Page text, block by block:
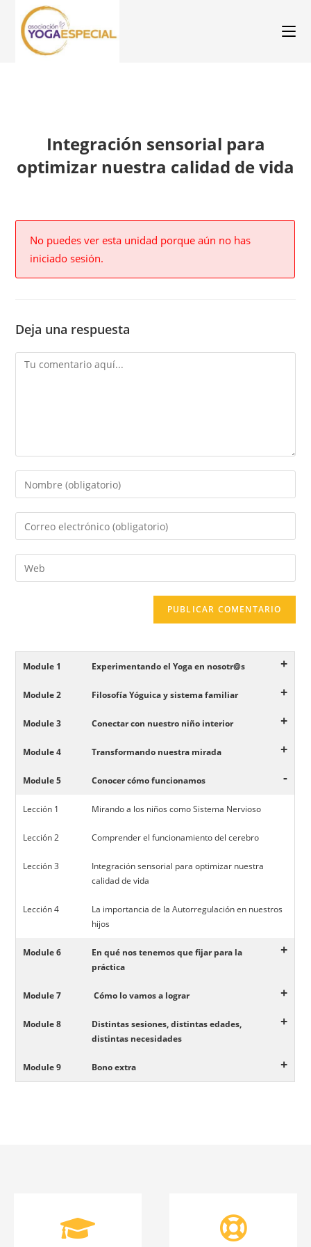
Integración sensorial para
optimizar nuestra calidad de vida
No puedes ver esta unidad porque aún no has
iniciado sesión.
Deja una respuesta
Module 1 Experimentando el Yoga en nosotr@s +
Module 2 Filosofía Yóguica y sistema familiar +
Module 3 Conectar con nuestro niño interior +
Module 4 Transformando nuestra mirada +
Module 5 Conocer cómo funcionamos -
Lección 1 Mirando a los niños como Sistema Nervioso
Lección 2 Comprender el funcionamiento del cerebro
Lección 3
Integración sensorial para optimizar nuestra
calidad de vida
Lección 4
La importancia de la Autorregulación en nuestros
hijos
Module 6
En qué nos tenemos que fijar para la
práctica
+
Module 7 Cómo lo vamos a lograr +
Module 8
Distintas sesiones, distintas edades,
distintas necesidades
+
Module 9 Bono extra +